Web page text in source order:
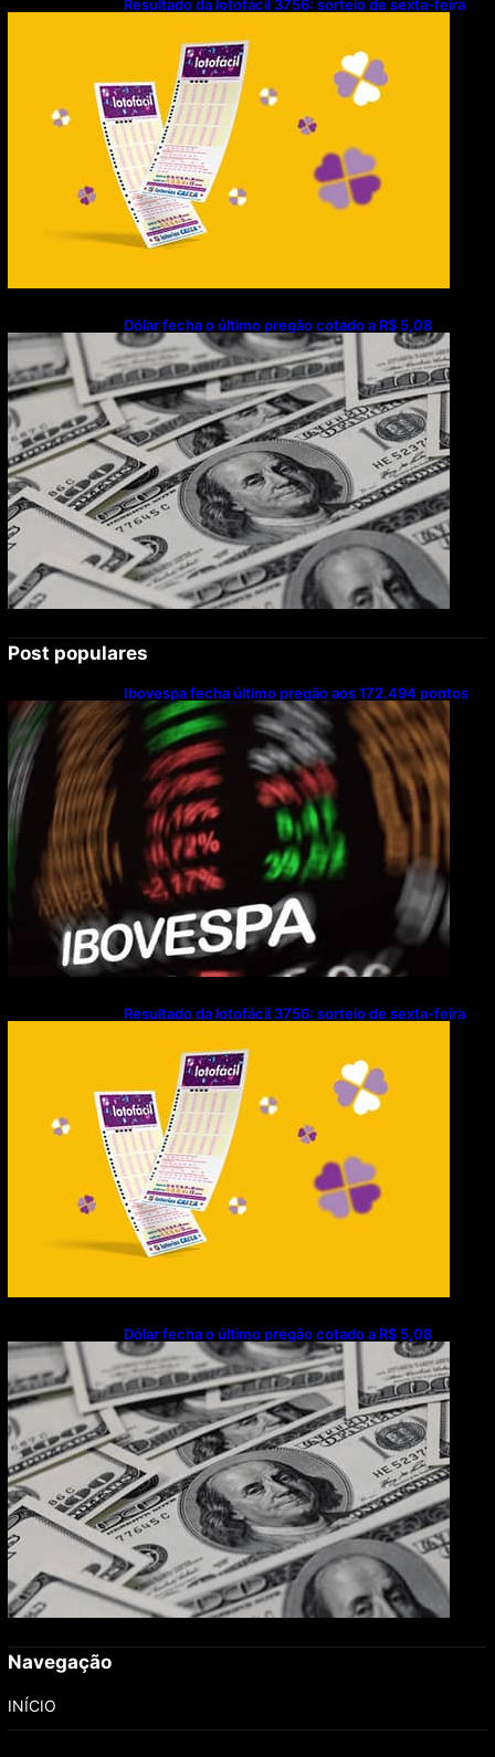
Resultado da lotofácil 3756: sorteio de sexta-feira
Dólar fecha o último pregão cotado a R$ 5,08
Post populares
Ibovespa fecha último pregão aos 172.494 pontos
Resultado da lotofácil 3756: sorteio de sexta-feira
Dólar fecha o último pregão cotado a R$ 5,08
Navegação
INÍCIO